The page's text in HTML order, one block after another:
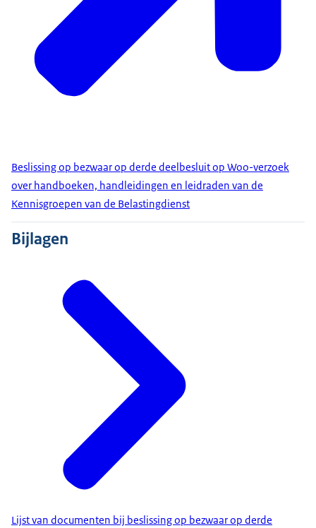
Beslissing op bezwaar op derde deelbesluit op Woo-verzoek
over handboeken, handleidingen en leidraden van de
Kennisgroepen van de Belastingdienst
Bijlagen
Lijst van documenten bij beslissing op bezwaar op derde